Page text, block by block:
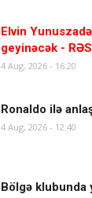
Elvin
geyinəcək -
4 Aug, 2026 - 16:20
Ronaldo ilə
4 Aug, 2026 - 12:40
Bölgə klubunda